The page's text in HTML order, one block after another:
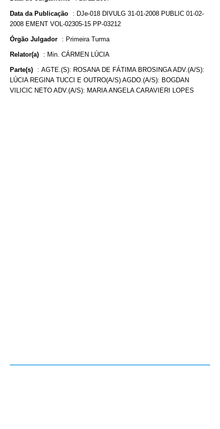
Data da Publicação : DJe-018 DIVULG 31-01-2008 PUBLIC 01-02-
2008 EMENT VOL-02305-15 PP-03212
Órgão Julgador : Primeira Turma
Relator(a) : Min. CÁRMEN LÚCIA
Parte(s) : AGTE.(S): ROSANA DE FÁTIMA BROSINGA ADV.(A/S):
LÚCIA REGINA TUCCI E OUTRO(A/S) AGDO.(A/S): BOGDAN
VILICIC NETO ADV.(A/S): MARIA ANGELA CARAVIERI LOPES